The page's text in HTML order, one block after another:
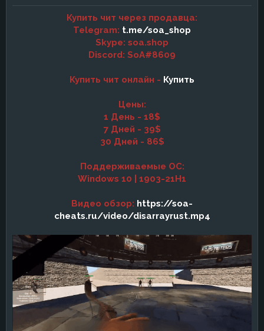
Купить чит через продавца:
Telegram: t.me/soa_shop
Skype: soa.shop
Discord: SoA#8609
Купить чит онлайн - Купить
Цены:
1 День - 18$
7 Дней - 39$
30 Дней - 86$
Поддерживаемые ОС:
Windows 10 | 1903-21H1
Видео обзор: https://soa-
cheats.ru/video/disarrayrust.mp4